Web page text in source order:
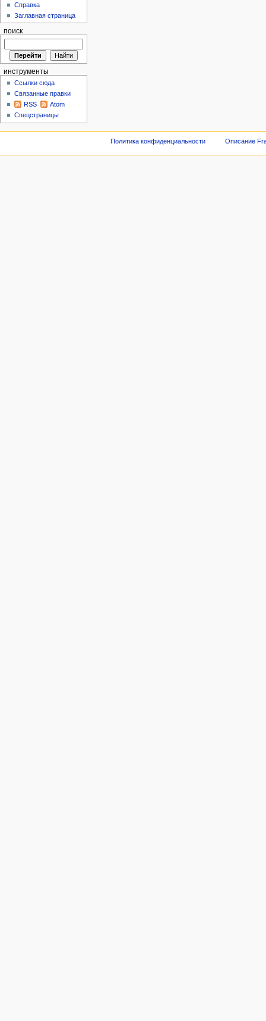
Справка
Заглавная страница
поиск
инструменты
Ссылки сюда
Связанные правки
RSS
Atom
Спецстраницы
Политика конфиденциальности Описание